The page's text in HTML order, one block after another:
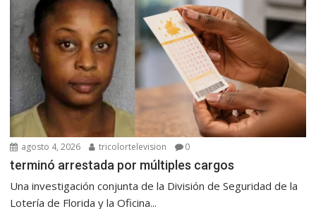
agosto 4, 2026 tricolortelevision 0
terminó arrestada por múltiples cargos
Una investigación conjunta de la División de Seguridad de la
Lotería de Florida y la Oficina...